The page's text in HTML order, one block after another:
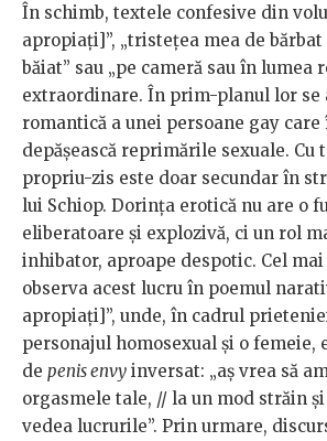
În schimb, textele confesive din
apropiați]”, „tristețea mea de bărbat
băiat” sau „pe cameră sau în lumea
extraordinare. În prim-planul lor se
romantică a unei persoane gay care
depășească reprimările sexuale. Cu
propriu-zis este doar secundar în
lui Schiop. Dorința erotică nu are o
eliberatoare și explozivă, ci un rol
inhibator, aproape despotic. Cel
observa acest lucru în poemul
apropiați]”, unde, în cadrul
personajul homosexual și o femeie,
de penis envy inversat: „aș vrea să
orgasmele tale, // la un mod străin
vedea lucrurile”. Prin urmare,